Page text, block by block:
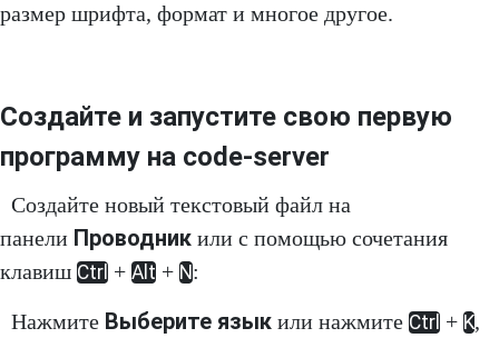
размер шрифта, формат и многое другое.
Создайте и запустите свою первую
программу на code-server
Создайте новый текстовый файл на
панели Проводник или с помощью сочетания
клавиш Ctrl + Alt + N :
Нажмите Выберите язык или нажмите Ctrl + K,